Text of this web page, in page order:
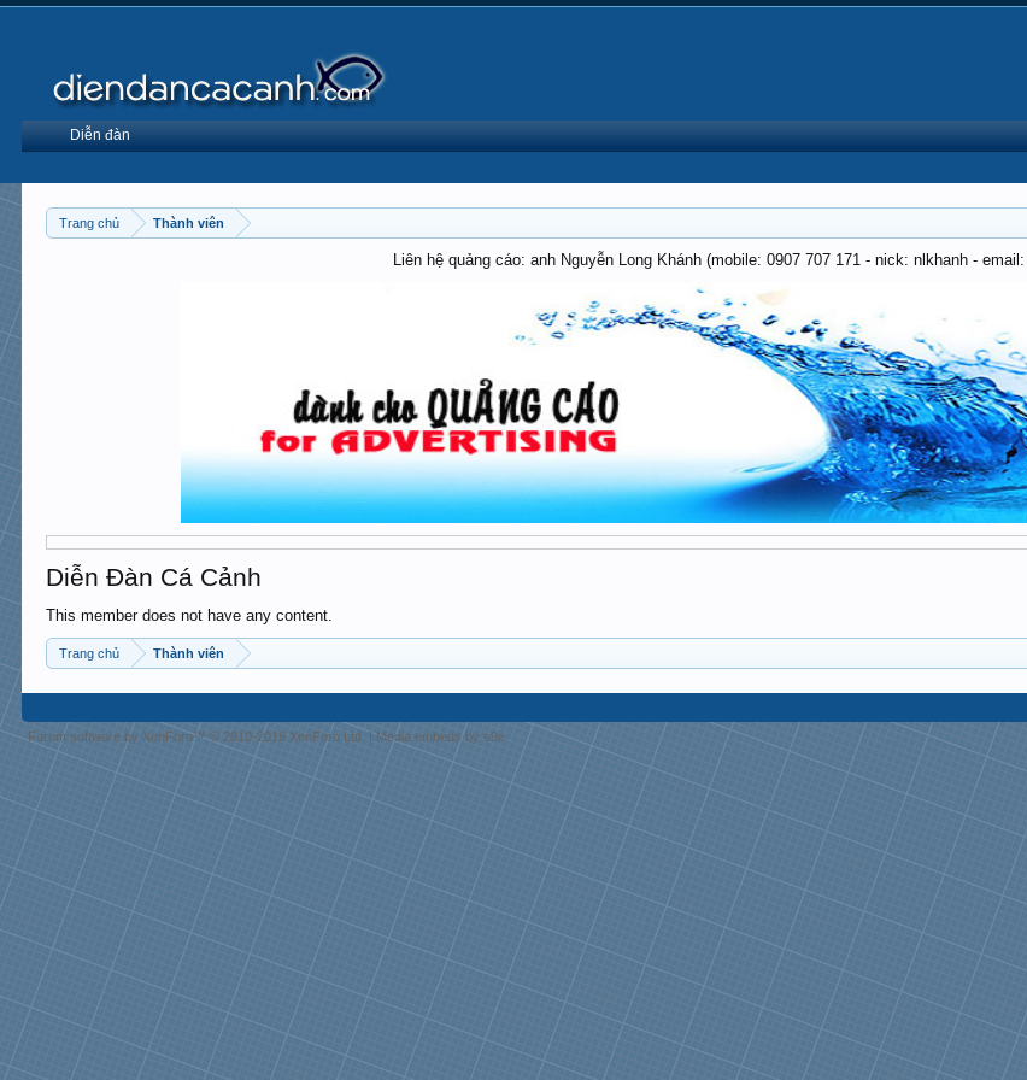
Trang chủ Thành viên
Liên hệ quảng cáo: anh Nguyễn Long Khánh (mobile: 0907 707 171 - nick: nlkhanh -
Diễn Đàn Cá Cảnh
This member does not have any content.
Trang chủ Thành viên
Diễn đàn
Forum software by XenForo™© 2010-2018 XenForo Ltd. | Media embeds by s9e